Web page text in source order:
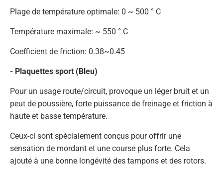
Plage de température optimale: 0 ~ 500 ° C
Température maximale: ~ 550 ° C
Coefficient de friction: 0.38~0.45
- Plaquettes sport (Bleu)
Pour un usage route/circuit, provoque un léger bruit et un
peut de poussière, forte puissance de freinage et friction à
haute et basse température.
Ceux-ci sont spécialement conçus pour offrir une
sensation de mordant et une course plus forte. Cela
ajouté à une bonne longévité des tampons et des rotors.